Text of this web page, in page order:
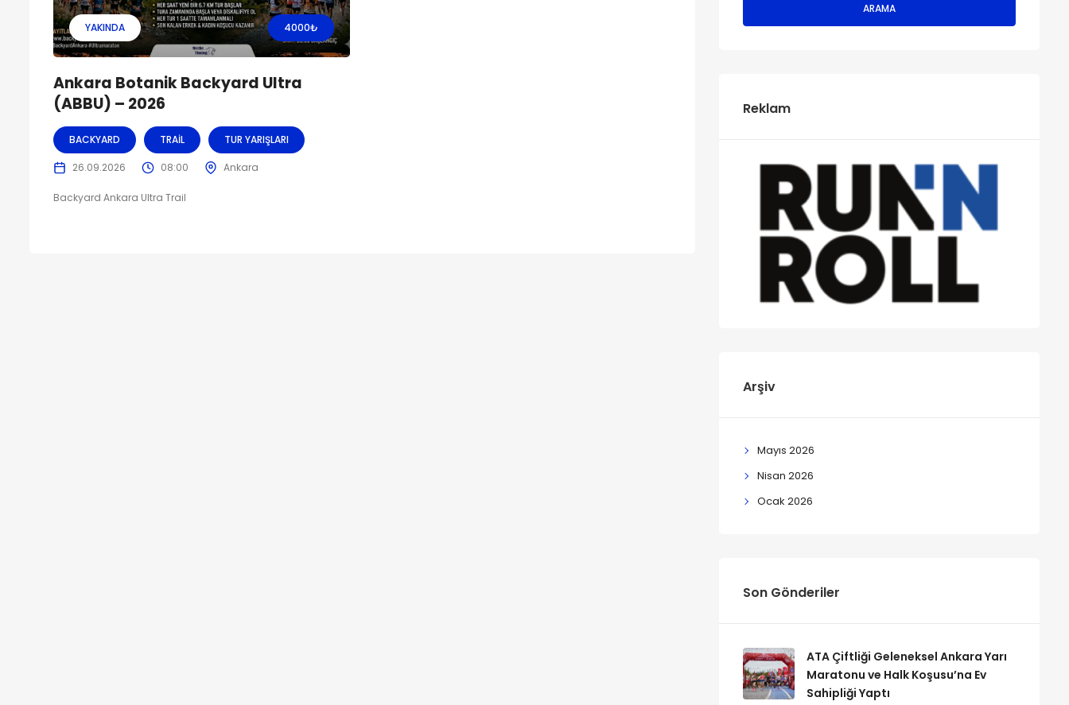
YAKINDA 4000₺
Ankara Botanik Backyard Ultra
(ABBU) – 2026
BACKYARD TRAIL TUR YARIŞLARI
26.09.2026 08:00 Ankara
Backyard Ankara Ultra Trail
ARAMA
Reklam
Arşiv
Mayıs 2026
Nisan 2026
Ocak 2026
Son Gönderiler
ATA Çiftliği Geleneksel Ankara Yarı
Maratonu ve Halk Koşusu’na Ev
Sahipliği Yaptı